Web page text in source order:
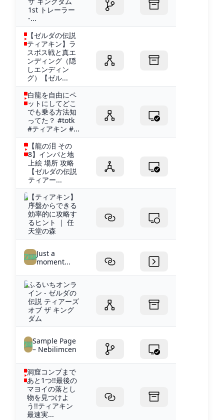
1st トレーラー
-...
【ゼルダの伝説
ティアキン】ラ
スボス戦と真エ
ンディング（隠
しエンディン
グ）【ゼル...
白龍を自由にペ
ットにしてどこ
でも乗る方法知
ってた？ #totk
#ティアキン #...
【龍の泪 その
8】インパと地
上絵 場所 攻略
【ゼルダの伝説
ティアー...
【ティアキン】
序盤からできる
効率的に攻略す
るヒント ｜ 任
天堂の森
Just a
moment...
ふるいちオンラ
イン - ゼルダの
伝説 ティアーズ
オブ ザ キング
ダム
Sample Page
– Nebilimcen
洞窟コンプまで
あと1つ!!最後の
マヨイの落とし
物を見つけよ
う!!ティアキン
最速実...